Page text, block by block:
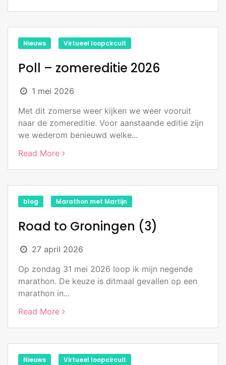
Nieuws Virtueel loopcircuit
Poll – zomereditie 2026
1 mei 2026
Met dit zomerse weer kijken we weer vooruit
naar de zomereditie. Voor aanstaande editie zijn
we wederom benieuwd welke...
Read More
blog Marathon met Martijn
Road to Groningen (3)
27 april 2026
Op zondag 31 mei 2026 loop ik mijn negende
marathon. De keuze is ditmaal gevallen op een
marathon in...
Read More
Nieuws Virtueel loopcircuit